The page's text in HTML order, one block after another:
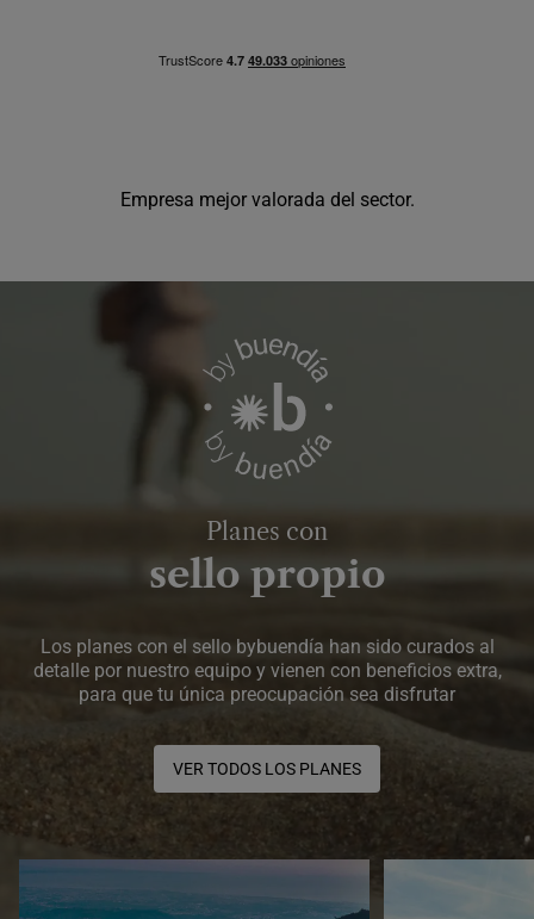
Empresa mejor valorada del sector.
Planes con
sello propio
Los planes con el sello bybuendía han sido curados al
detalle por nuestro equipo y vienen con beneficios extra,
para que tu única preocupación sea disfrutar
VER TODOS LOS PLANES